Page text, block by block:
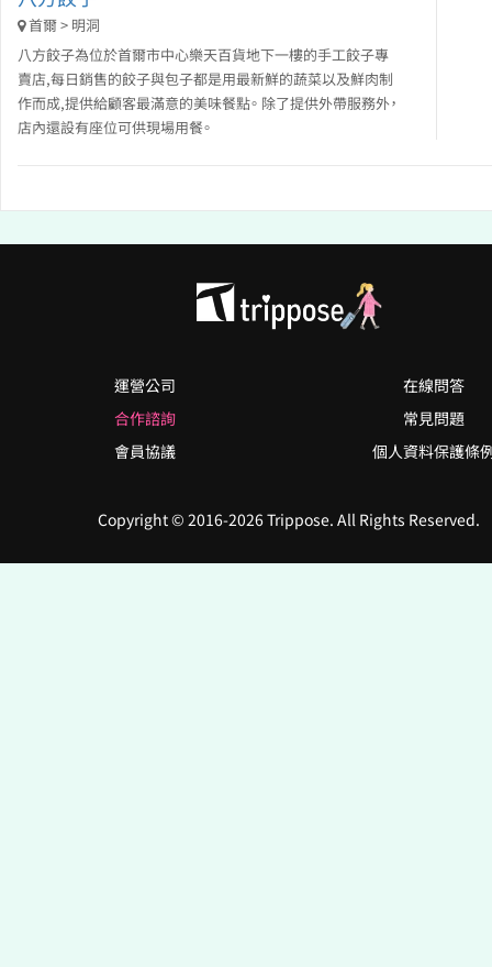
首爾 > 明洞
八方餃子為位於首爾市中心樂天百貨地下一樓的手工餃子專
賣店,每日銷售的餃子與包子都是用最新鮮的蔬菜以及鮮肉制
作而成,提供給顧客最滿意的美味餐點。 除了提供外帶服務外，
店內還設有座位可供現場用餐。
運營公司
合作諮詢
會員協議
在線問答
常見問題
個人資料保護條
Copyright © 2016-2026 Trippose. All Rights Reserved.